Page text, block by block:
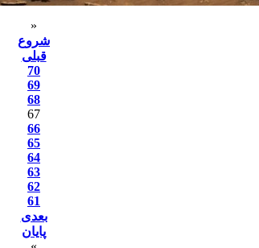
«
شروع
قبلی
70
69
68
67
66
65
64
63
62
61
بعدی
پایان